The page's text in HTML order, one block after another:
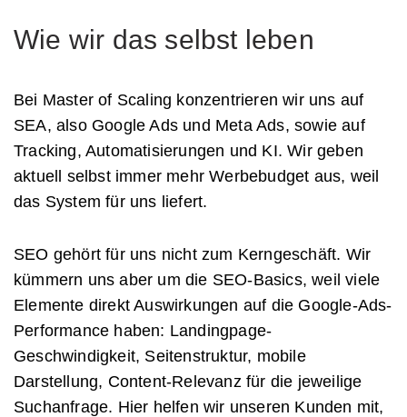
Wie wir das selbst leben
Bei Master of Scaling konzentrieren wir uns auf
SEA, also Google Ads und Meta Ads, sowie auf
Tracking, Automatisierungen und KI. Wir geben
aktuell selbst immer mehr Werbebudget aus, weil
das System für uns liefert.
SEO gehört für uns nicht zum Kerngeschäft. Wir
kümmern uns aber um die SEO-Basics, weil viele
Elemente direkt Auswirkungen auf die Google-Ads-
Performance haben: Landingpage-
Geschwindigkeit, Seitenstruktur, mobile
Darstellung, Content-Relevanz für die jeweilige
Suchanfrage. Hier helfen wir unseren Kunden mit,